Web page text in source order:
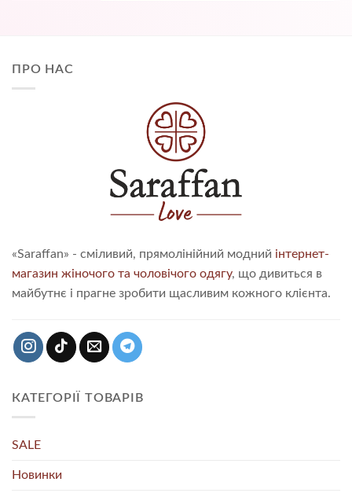
ПРО НАС
«Saraffan» - сміливий, прямолінійний модний інтернет-
магазин жіночого та чоловічого одягу, що дивиться в
майбутнє і прагне зробити щасливим кожного клієнта.
КАТЕГОРІЇ ТОВАРІВ
SALE
Новинки